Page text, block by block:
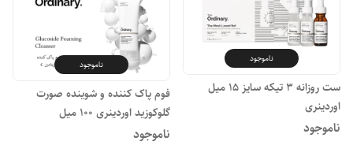
ناموجود
ست روزانه 3 تیکه سایز 15 میل
اوردینری
ناموجود
ناموجود
فوم پاک کننده و شوینده صورت
گلوکوزید اوردینری 100 میل
ناموجود